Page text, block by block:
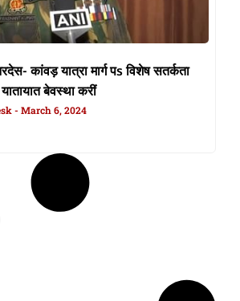
कांवड़ यात्रा मार्ग पs विशेष सतर्कता
बेवस्था करीं
March 6, 2024